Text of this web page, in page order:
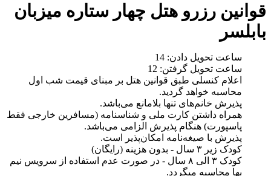
قوانین رزرو هتل چهار ستاره میزبان
بابلسر
ساعت تحویل دادن: 14
ساعت تحویل گرفتن: 12
اعلام کنسلی طبق قوانین هتل بر مبنای قیمت شب اول
محاسبه خواهد گردید.
پذیرش خانم‌های تنها بلامانع می‌باشد.
همراه داشتن کارت ملی و شناسنامه (مسافرین خارجی فقط
پاسپورت) هنگام پذیرش الزامی می‌باشد.
پذیرش با صیغه‌نامه امکان‌پذیر است.
کودک زیر ۳ سال - بدون هزینه (رایگان)
کودک ۳ الی ۸ سال - در صورت عدم استفاده از سرویس نیم
بها محاسبه میگردد.